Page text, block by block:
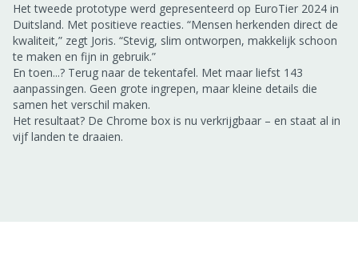
Het tweede prototype werd gepresenteerd op EuroTier 2024 in
Duitsland. Met positieve reacties. “Mensen herkenden direct de
kwaliteit,” zegt Joris. “Stevig, slim ontworpen, makkelijk schoon
te maken en fijn in gebruik.”
En toen...? Terug naar de tekentafel. Met maar liefst 143
aanpassingen. Geen grote ingrepen, maar kleine details die
samen het verschil maken.
Het resultaat? De Chrome box is nu verkrijgbaar – en staat al in
vijf landen te draaien.